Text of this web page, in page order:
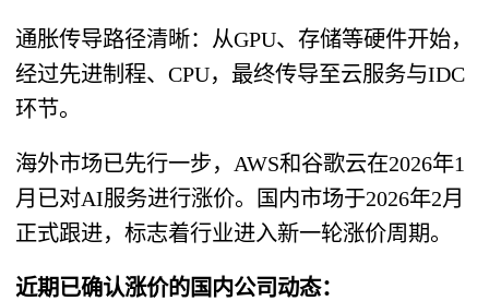
通胀传导路径清晰：从GPU、存储等硬件开始，
经过先进制程、CPU，最终传导至云服务与IDC
环节。
海外市场已先行一步，AWS和谷歌云在2026年1
月已对AI服务进行涨价。国内市场于2026年2月
正式跟进，标志着行业进入新一轮涨价周期。
近期已确认涨价的国内公司动态：